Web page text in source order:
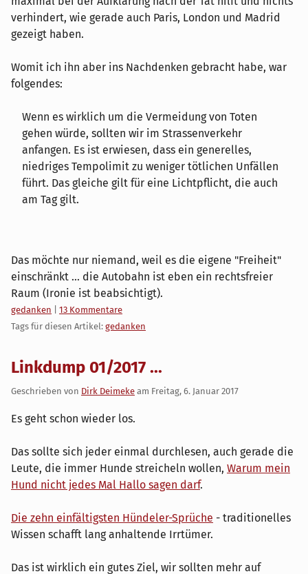
verhindert, wie gerade auch Paris, London und Madrid
gezeigt haben.
Womit ich ihn aber ins Nachdenken gebracht habe, war
folgendes:
Wenn es wirklich um die Vermeidung von Toten
gehen würde, sollten wir im Strassenverkehr
anfangen. Es ist erwiesen, dass ein generelles,
niedriges Tempolimit zu weniger tötlichen Unfällen
führt. Das gleiche gilt für eine Lichtpflicht, die auch
am Tag gilt.
Das möchte nur niemand, weil es die eigene "Freiheit"
einschränkt ... die Autobahn ist eben ein rechtsfreier
Raum (Ironie ist beabsichtigt).
Kategorien:
gedanken
13 Kommentare
Tags für diesen Artikel: gedanken
Linkdump 01/2017 ...
Geschrieben von Dirk Deimeke am Freitag, 6. Januar 2017
Es geht schon wieder los.
Das sollte sich jeder einmal durchlesen, auch gerade die
Leute, die immer Hunde streicheln wollen, Warum mein
Hund nicht jedes Mal Hallo sagen darf.
Die zehn einfältigsten Hündeler-Sprüche - traditionelles
Wissen schafft lang anhaltende Irrtümer.
Das ist wirklich ein gutes Ziel, wir sollten mehr auf